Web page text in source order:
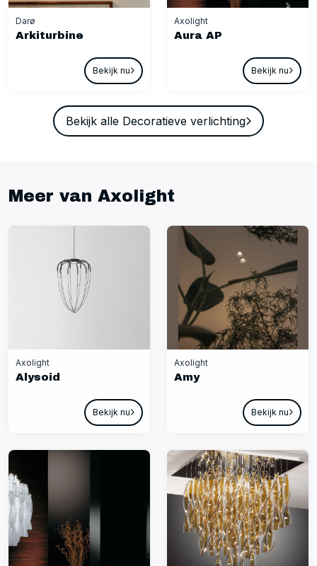
Darø
Arkiturbine
Bekijk nu
Axolight
Aura AP
Bekijk nu
Bekijk alle Decoratieve verlichting
Meer van Axolight
Axolight
Alysoid
Bekijk nu
Axolight
Amy
Bekijk nu